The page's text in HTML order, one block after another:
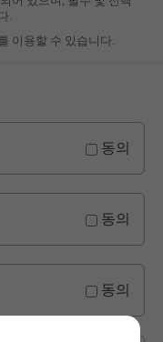
.
이용할 수 있습니다.
동의
동의
동의